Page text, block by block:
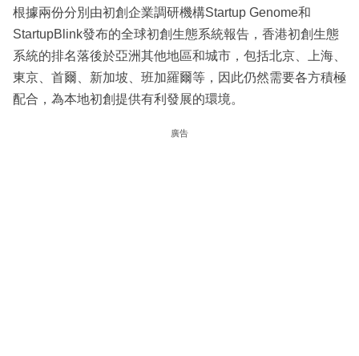
根據兩份分別由初創企業調研機構Startup Genome和
StartupBlink發布的全球初創生態系統報告，香港初創生態
系統的排名落後於亞洲其他地區和城市，包括北京、上海、
東京、首爾、新加坡、班加羅爾等，因此仍然需要各方積極
配合，為本地初創提供有利發展的環境。
廣告